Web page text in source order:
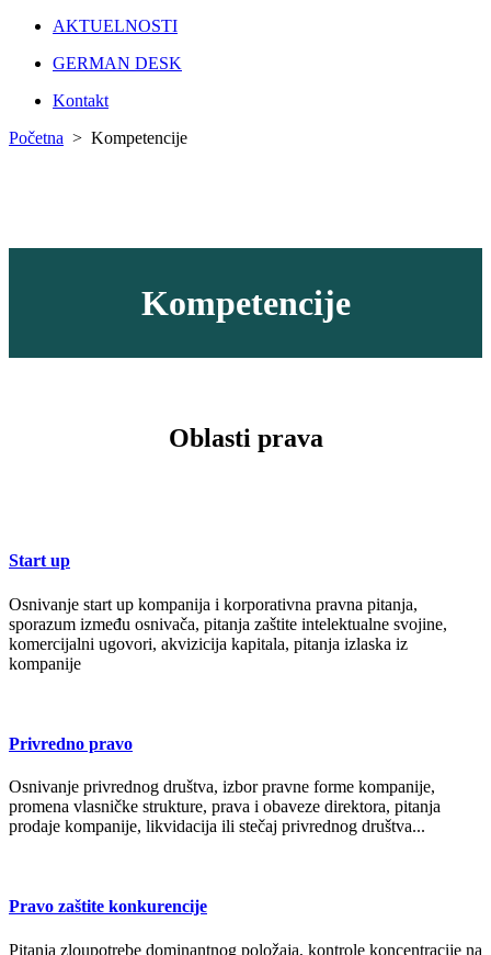
AKTUELNOSTI
GERMAN DESK
Kontakt
Početna > Kompetencije
Kompetencije
Oblasti prava
Start up
Osnivanje start up kompanija i korporativna pravna pitanja,
sporazum između osnivača, pitanja zaštite intelektualne svojine,
komercijalni ugovori, akvizicija kapitala, pitanja izlaska iz
kompanije
Privredno pravo
Osnivanje privrednog društva, izbor pravne forme kompanije,
promena vlasničke strukture, prava i obaveze direktora, pitanja
prodaje kompanije, likvidacija ili stečaj privrednog društva...
Pravo zaštite konkurencije
Pitanja zloupotrebe dominantnog položaja, kontrole koncentracije na